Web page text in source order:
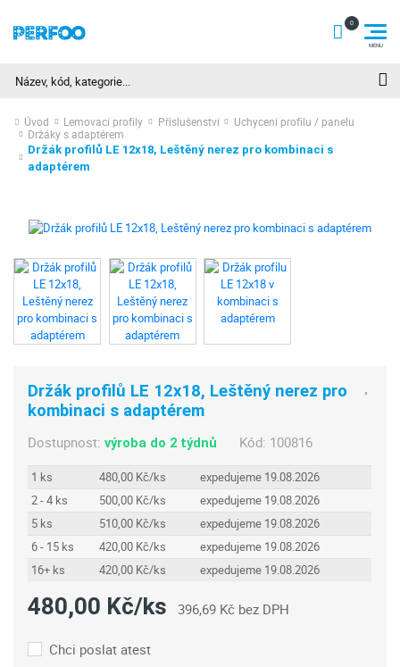
Úvod Lemovací profily Příslušenství
Uchycení profilu / panelu
Držáky s adaptérem
Držák profilů LE 12x18, Leštěný nerez pro kombinaci s
adaptérem
Držák profilů LE 12x18, Leštěný nerez pro
kombinaci s adaptérem
Dostupnost:výroba do 2 týdnů Kód: 100816
1 ks 480,00 Kč/ks
expedujeme 19.08.2026
2 - 4 ks
500,00 Kč/ks
expedujeme 19.08.2026
5 ks
510,00 Kč/ks
expedujeme 19.08.2026
6 - 15 ks
420,00 Kč/ks
expedujeme 19.08.2026
16+ ks
420,00 Kč/ks expedujeme 19.08.2026
480,00 Kč/ks 396,69 Kč bez DPH
Chci poslat atest